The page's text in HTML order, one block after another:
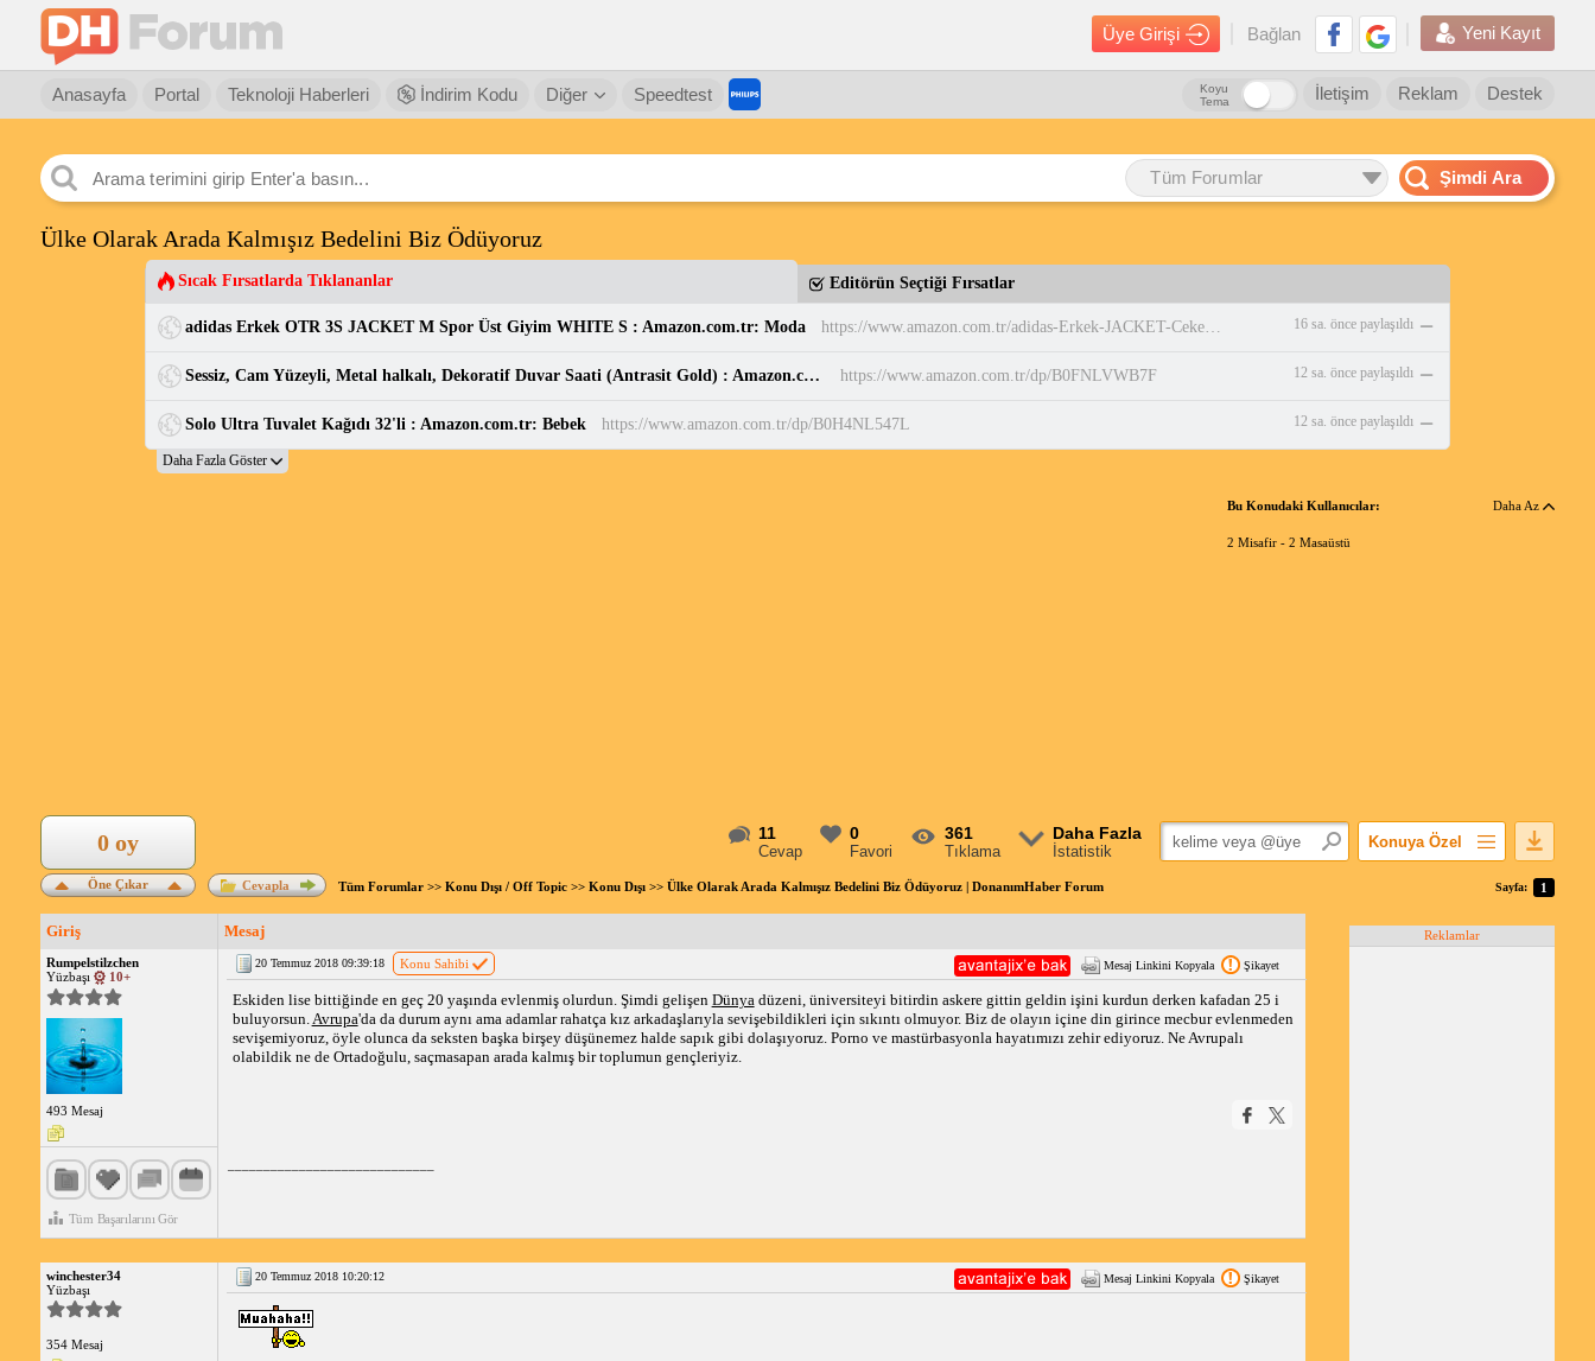
Üye Girişi Bağlan Yeni Kayıt
Anasayfa Portal Teknoloji Haberleri İndirim Kodu Diğer Speedtest Destek
Reklam
İletişim
Koyu
Tema
Tüm Forumlar Şimdi Ara
Ülke Olarak Arada Kalmışız Bedelini Biz Ödüyoruz
Sıcak Fırsatlarda Tıklananlar Editörün Seçtiği Fırsatlar
adidas Erkek OTR 3S JACKET M Spor Üst Giyim WHITE S : Amazon.com.tr: Moda https://www.amazon.com.tr/adidas-Erkek-JACKET-Ceket-WHITE/dp/B0DPBMQX1P 16 sa. önce paylaşıldı
Sessiz, Cam Yüzeyli, Metal halkalı, Dekoratif Duvar Saati (Antrasit Gold) : Amazon.com.tr: Ev ve Yaşam https://www.amazon.com.tr/dp/B0FNLVWB7F 12 sa. önce paylaşıldı
Solo Ultra Tuvalet Kağıdı 32'li : Amazon.com.tr: Bebek https://www.amazon.com.tr/dp/B0H4NL547L 12 sa. önce paylaşıldı
Bu Konudaki Kullanıcılar: Daha Az
2 Misafir - 2 Masaüstü
11
Cevap
0
Favori
361
Tıklama
Daha Fazla
İstatistik
Konuya Özel
Popüler Mesajlar
Öne Çıkar
0 oy
Cevapla Tüm Forumlar>> Konu Dışı / Off Topic>> Konu Dışı>> Ülke Olarak Arada Kalmışız Bedelini Biz Ödüyoruz | DonanımHaber Forum Sayfa: 1
Giriş Mesaj
Rumpelstilzchen
Yüzbaşı
10+
493 Mesaj
Tüm Başarılarını Gör
20 Temmuz 2018 09:39:18 Konu Sahibi Mesaj Linkini Kopyala Şikayet
Eskiden lise bittiğinde en geç 20 yaşında evlenmiş olurdun. Şimdi gelişen Dünyadüzeni, üniversiteyi bitirdin askere gittin geldin işini kurdun derken kafadan 25 i
buluyorsun.Avrupa'da da durum aynı ama adamlar rahatça kız arkadaşlarıyla sevişebildikleri için sıkıntı olmuyor. Biz de olayın içine din girince mecbur evlenmeden
sevişemiyoruz, öyle olunca da seksten başka birşey düşünemez halde sapık gibi dolaşıyoruz. Porno ve mastürbasyonla hayatımızı zehir ediyoruz. Ne Avrupalı
olabildik ne de Ortadoğulu, saçmasapan arada kalmış bir toplumun gençleriyiz.
winchester34
Yüzbaşı
354 Mesaj
20 Temmuz 2018 10:20:12 Mesaj Linkini Kopyala Şikayet
Reklamlar